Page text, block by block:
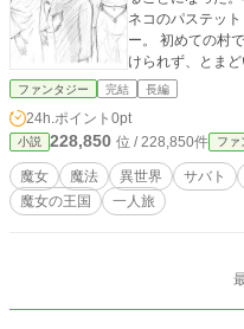
ネコのパステッ
ー。 初めての村
けられず、とま
ての自分を見つめ
ファンタジー 完結 長編
24h.ポイント 0pt
小説 228,850 位 / 228,850件 ファ
魔女 魔法 異世界 サバト
魔女の王国
一人旅